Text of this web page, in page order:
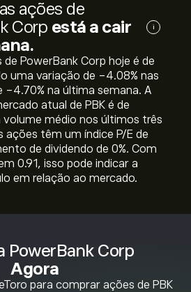
PowerBank Corp
Agora
para comprar ações de PBK
ações de
Corp está a cair
i
PowerBank Corp hoje é de
uma variação de ‎-4.08‎% nas
‎-4.70‎% na última semana. A
atual de PBK é de
médio nos últimos três
ações têm um índice P/E de
de dividendo de 0%. Com
0.91, isso pode indicar a
em relação ao mercado.